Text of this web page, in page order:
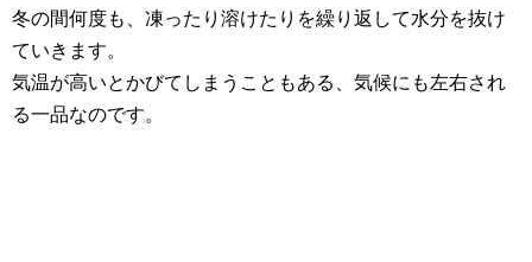
冬の間何度も、凍ったり溶けたりを繰り返して水分を抜け
ていきます。
気温が高いとかびてしまうこともある、気候にも左右され
る一品なのです。